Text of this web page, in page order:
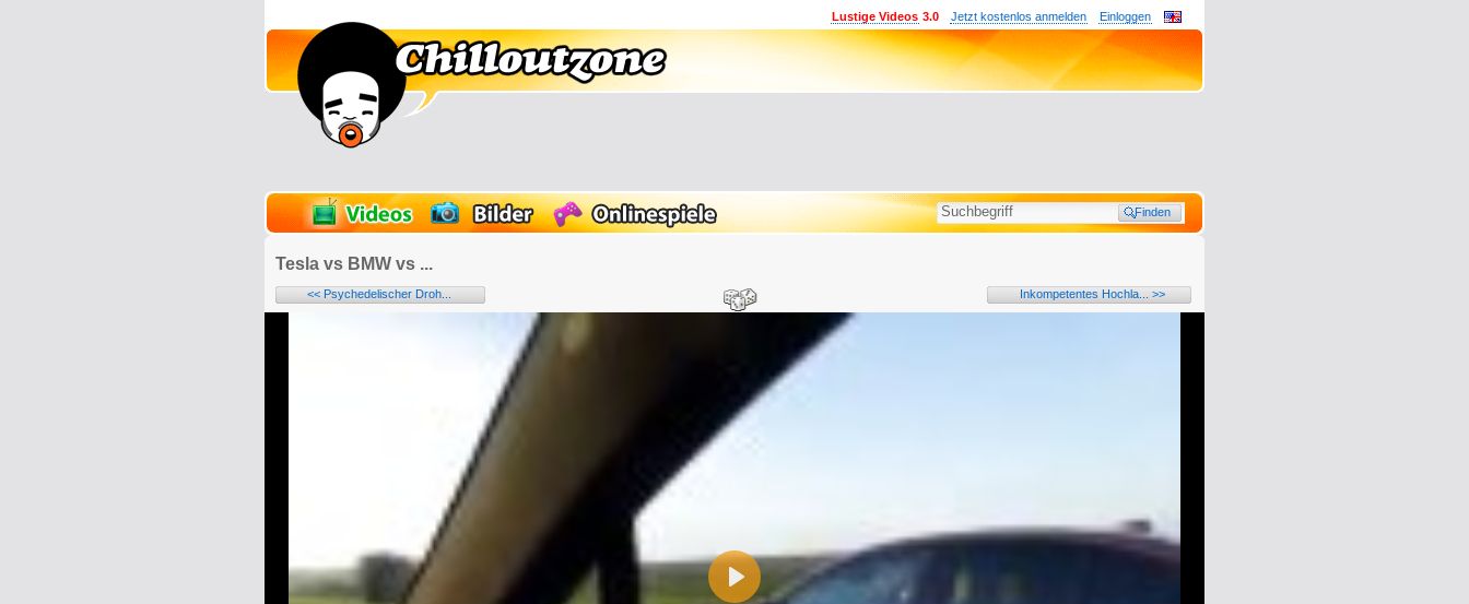
Einloggen
Jetzt kostenlos anmelden
Lustige Videos 3.0
Tesla vs BMW vs ...
<< Psychedelischer Droh... Inkompetentes Hochla... >>
Play
Name: